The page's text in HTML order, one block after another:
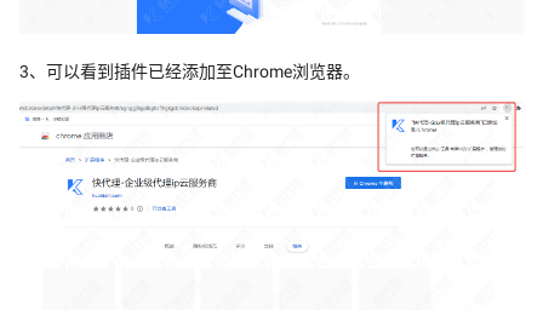
3、可以看到插件已经添加至Chrome浏览器。